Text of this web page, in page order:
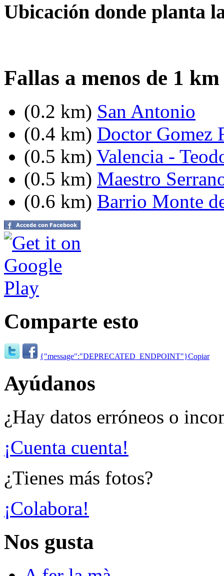
Ubicación donde planta
Fallas a menos de 1
(0.2 km) San Antonio
(0.4 km) Doctor Gomez
(0.5 km) Valencia -
(0.5 km) Maestro
(0.6 km) Barrio Monte
Comparte esto
{"message":"DEPRECATED_ENDPOINT"}Copiar
Ayúdanos
¿Hay datos erróneos o
¡Cuenta cuenta!
¿Tienes más fotos?
¡Colabora!
Nos gusta